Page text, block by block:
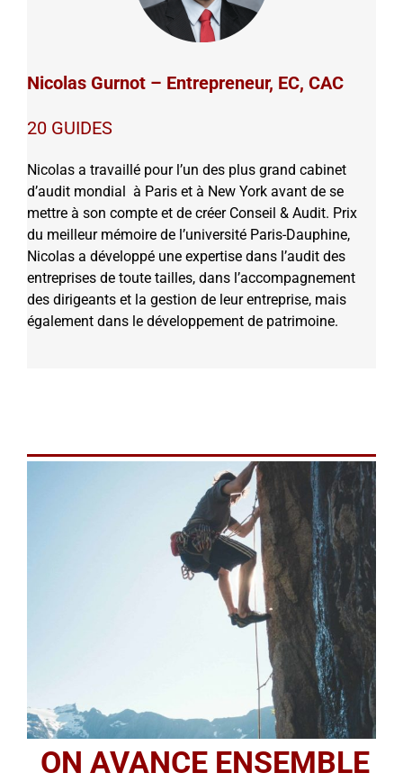
Nicolas Gurnot – Entrepreneur, EC, CAC
20 GUIDES
Nicolas a travaillé pour l’un des plus grand cabinet
d’audit mondial à Paris et à New York avant de se
mettre à son compte et de créer Conseil & Audit. Prix
du meilleur mémoire de l’université Paris-Dauphine,
Nicolas a développé une expertise dans l’audit des
entreprises de toute tailles, dans l’accompagnement
des dirigeants et la gestion de leur entreprise, mais
également dans le développement de patrimoine.
ON AVANCE ENSEMBLE